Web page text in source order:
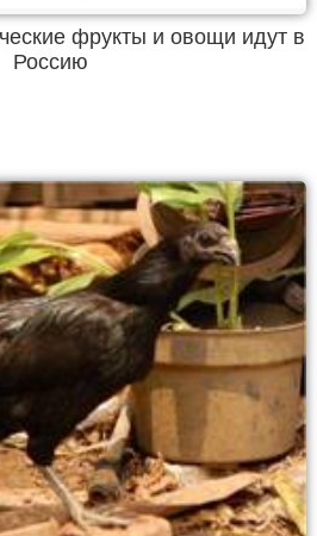
фрукты и овощи идут в
Россию